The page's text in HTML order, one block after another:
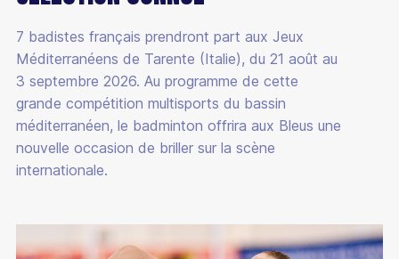
7 badistes français prendront part aux Jeux
Méditerranéens de Tarente (Italie), du 21 août au
3 septembre 2026. Au programme de cette
grande compétition multisports du bassin
méditerranéen, le badminton offrira aux Bleus une
nouvelle occasion de briller sur la scène
internationale.